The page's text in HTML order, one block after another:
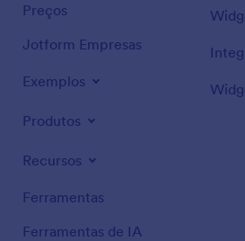
Preços
Jotform Empresas
Exemplos
Produtos
Recursos
Ferramentas
Ferramentas de IA